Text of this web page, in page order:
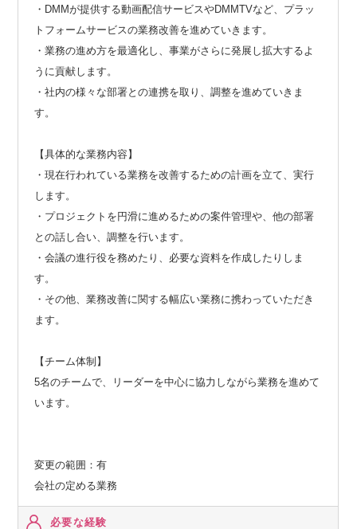
・DMMが提供する動画配信サービスやDMMTVなど、プラッ
トフォームサービスの業務改善を進めていきます。
・業務の進め方を最適化し、事業がさらに発展し拡大するよ
うに貢献します。
・社内の様々な部署との連携を取り、調整を進めていきま
す。
【具体的な業務内容】
・現在行われている業務を改善するための計画を立て、実行
します。
・プロジェクトを円滑に進めるための案件管理や、他の部署
との話し合い、調整を行います。
・会議の進行役を務めたり、必要な資料を作成したりしま
す。
・その他、業務改善に関する幅広い業務に携わっていただき
ます。
【チーム体制】
5名のチームで、リーダーを中心に協力しながら業務を進めて
います。
変更の範囲：有
会社の定める業務
必要な経験